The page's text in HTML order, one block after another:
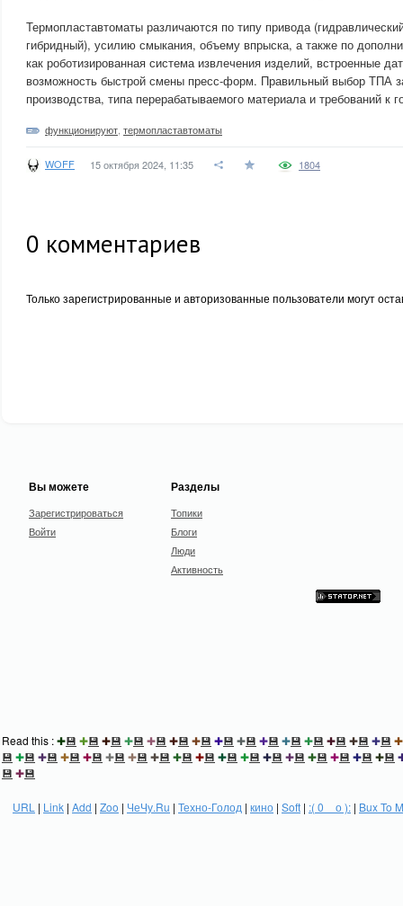
Термопластавтоматы различаются по типу привода
гибридный), усилию смыкания, объему впрыска, а также по
как роботизированная система извлечения изделий, встроенные
возможность быстрой смены пресс-форм. Правильный выбор ТПА
производства, типа перерабатываемого материала и требований к
функционируют термопластавтоматы
WOFF 15 октября 2024, 11:35 1804
0 комментариев
Только зарегистрированные и авторизованные пользователи могут
Вы можете
Зарегистрироваться
Войти
Разделы
Топики
Блоги
Люди
Активность
Read this :✚💾 ✚💾 ✚💾 ✚💾 ✚💾 ✚💾 ✚💾 ✚💾 ✚💾 ✚💾 ✚💾 ✚💾 ✚💾 ✚💾 ✚💾 ✚
💾 ✚💾 ✚💾 ✚💾 ✚💾 ✚💾 ✚💾 ✚💾 ✚💾 ✚💾 ✚💾 ✚💾 ✚💾 ✚💾 ✚💾 ✚💾 ✚💾 ✚💾
💾 ✚💾
URL | Link | Add | Zoo | ЧеЧу.Ru | Техно-Голод | кино | Soft | :( 0 _ о ): | Bux To